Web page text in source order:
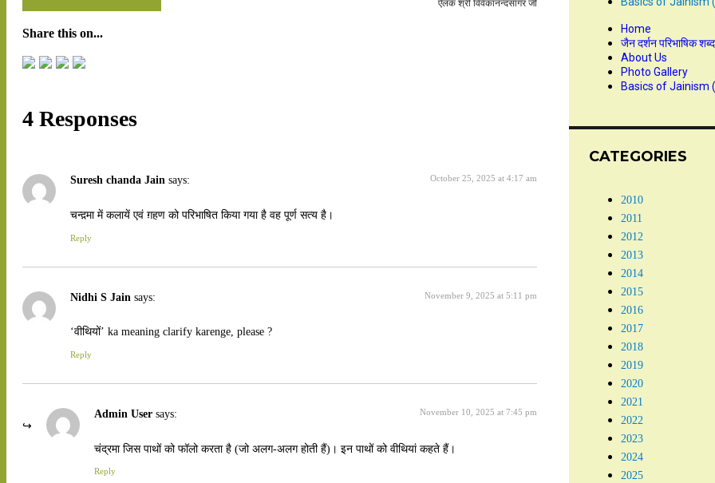
ऐलक श्री विवेकानन्दसागर जी
Share this on...
4 Responses
Suresh chanda Jain says: October 25, 2025 at 4:17 am
चन्द़मा में कलायें एवं ग़हण को परिभाषित किया गया है वह पूर्ण सत्य है।
Reply
Nidhi S Jain says: November 9, 2025 at 5:11 pm
‘वीथियों’ ka meaning clarify karenge, please ?
Reply
Admin User says: November 10, 2025 at 7:45 pm
चंद्रमा जिस पाथों को फॉलो करता है (जो अलग-अलग होती हैं)। इन पाथों को वीथियां कहते हैं।
Reply
Home
जैन दर्शन परिभाषिक
About Us
Photo Gallery
Basics of Jainism
CATEGORIES
2010
2011
2012
2013
2014
2015
2016
2017
2018
2019
2020
2021
2022
2023
2024
2025